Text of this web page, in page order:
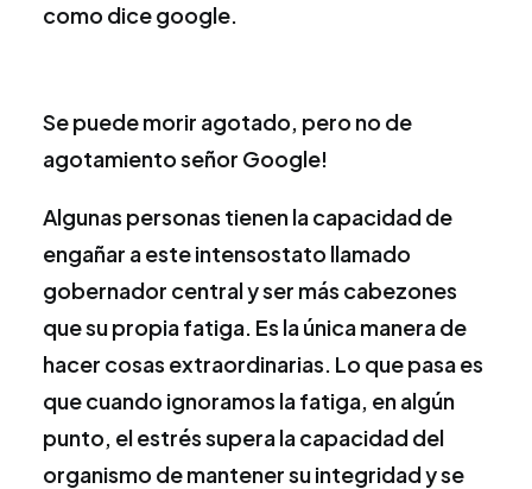
como dice google.
Se puede morir agotado, pero no de
agotamiento señor Google!
Algunas personas tienen la capacidad de
engañar a este intensostato llamado
gobernador central y ser más cabezones
que su propia fatiga. Es la única manera de
hacer cosas extraordinarias. Lo que pasa es
que cuando ignoramos la fatiga, en algún
punto, el estrés supera la capacidad del
organismo de mantener su integridad y se